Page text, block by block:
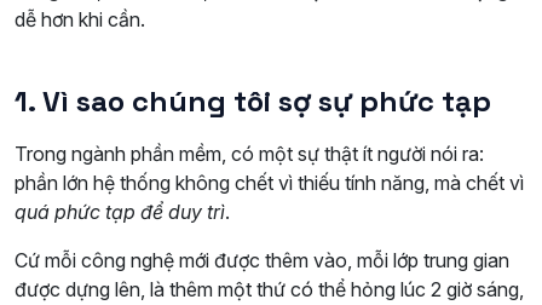
dễ hơn khi cần.
1. Vì sao chúng tôi sợ sự phức tạp
Trong ngành phần mềm, có một sự thật ít người nói ra:
phần lớn hệ thống không chết vì thiếu tính năng, mà chết vì
quá phức tạp để duy trì.
Cứ mỗi công nghệ mới được thêm vào, mỗi lớp trung gian
được dựng lên, là thêm một thứ có thể hỏng lúc 2 giờ sáng,